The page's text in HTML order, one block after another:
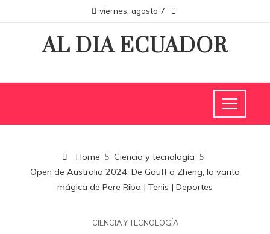
viernes, agosto 7
AL DIA ECUADOR
Home
Ciencia y tecnología
Open de Australia 2024: De Gauff a Zheng, la varita
mágica de Pere Riba | Tenis | Deportes
CIENCIA Y TECNOLOGÍA